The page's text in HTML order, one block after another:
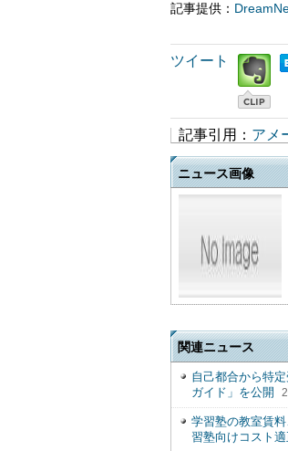
記事提供：
ツイート
記事引用： アメ
ニュース画像
関連ニュース
自己都合から特
ガイド」を公開
学習塾の教室賃
習塾向けコスト